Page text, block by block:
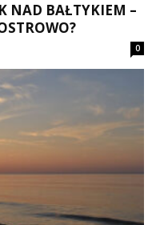
NAD BAŁTYKIEM –
0